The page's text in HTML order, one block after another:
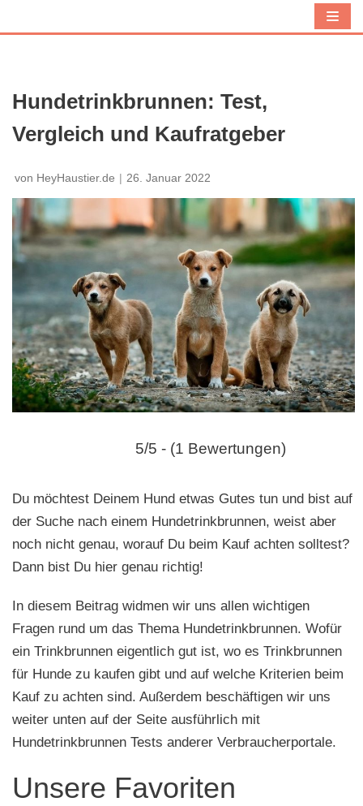
n
h
l
t
p
i
g
e
n
Hundetrinkbrunnen: Test,
Vergleich und Kaufratgeber
von HeyHaustier.de 26. Januar 2022
5/5 - (1 Bewertungen)
Du möchtest Deinem Hund etwas Gutes tun und bist auf
der Suche nach einem Hundetrinkbrunnen, weist aber
noch nicht genau, worauf Du beim Kauf achten solltest?
Dann bist Du hier genau richtig!
In diesem Beitrag widmen wir uns allen wichtigen
Fragen rund um das Thema Hundetrinkbrunnen. Wofür
ein Trinkbrunnen eigentlich gut ist, wo es Trinkbrunnen
für Hunde zu kaufen gibt und auf welche Kriterien beim
Kauf zu achten sind. Außerdem beschäftigen wir uns
weiter unten auf der Seite ausführlich mit
Hundetrinkbrunnen Tests anderer Verbraucherportale.
Unsere Favoriten